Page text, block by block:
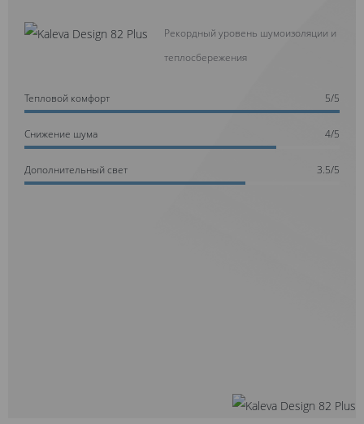
Рекордный уровень шумоизоляции и
теплосбережения
Тепловой комфорт 5/5
Cнижение шума 4/5
Дополнительный свет 3.5/5